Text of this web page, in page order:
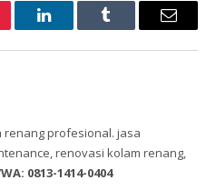
LinkedInTumblr Email
renang profesional. jasa
renovasi kolam renang,
0813-1414-0404